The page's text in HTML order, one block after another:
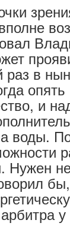
раз в
опять
и
воды.
Нужен
у